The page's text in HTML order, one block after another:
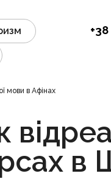
мови в Афінах
в